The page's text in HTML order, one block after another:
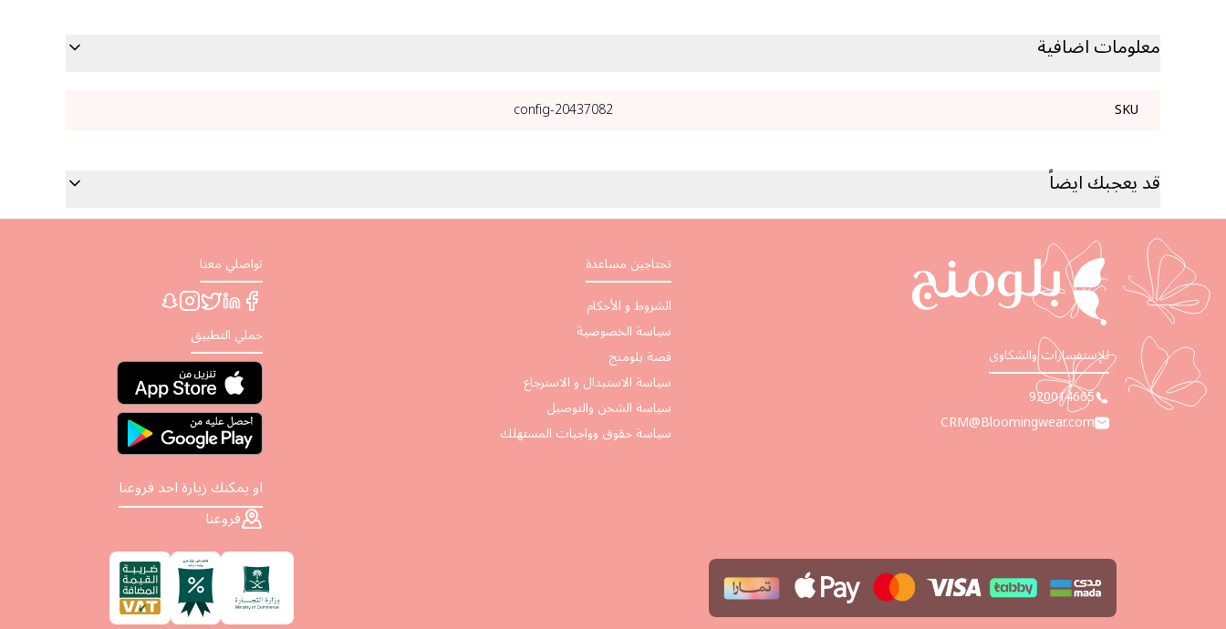
معلومات اضافية
SKU
20437082-config
قد يعجبك ايضاً
للإستفسارات والشكاوى
920014665
CRM@Bloomingwear.com
تحتاجين مساعدة
الشروط و الأحكام
سياسة الخصوصية
قصة بلومنج
سياسة الاستبدال و الاسترجاع
سياسة الشحن والتوصيل
سياسة حقوق وواجبات المستهلك
تواصلي معنا
حملي التطبيق
او يمكنك زيارة احد فروعنا
فروعنا